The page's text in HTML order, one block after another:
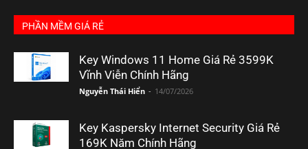
PHẦN MỀM GIÁ RẺ
Key Windows 11 Home Giá Rẻ 3599K
Vĩnh Viễn Chính Hãng
Nguyễn Thái Hiển - 14/07/2026
Key Kaspersky Internet Security Giá Rẻ
169K Năm Chính Hãng